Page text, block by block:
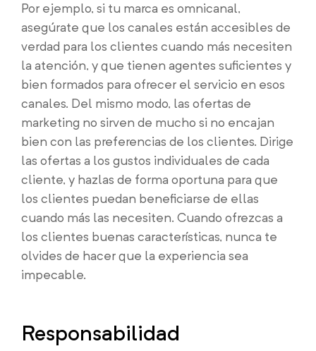
Por ejemplo, si tu marca es omnicanal,
asegúrate que los canales están accesibles de
verdad para los clientes cuando más necesiten
la atención, y que tienen agentes suficientes y
bien formados para ofrecer el servicio en esos
canales. Del mismo modo, las ofertas de
marketing no sirven de mucho si no encajan
bien con las preferencias de los clientes. Dirige
las ofertas a los gustos individuales de cada
cliente, y hazlas de forma oportuna para que
los clientes puedan beneficiarse de ellas
cuando más las necesiten. Cuando ofrezcas a
los clientes buenas características, nunca te
olvides de hacer que la experiencia sea
impecable.
Responsabilidad